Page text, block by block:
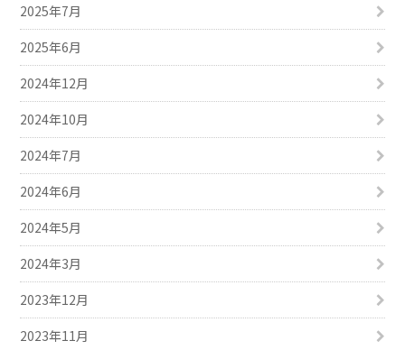
2025年7月
2025年6月
2024年12月
2024年10月
2024年7月
2024年6月
2024年5月
2024年3月
2023年12月
2023年11月